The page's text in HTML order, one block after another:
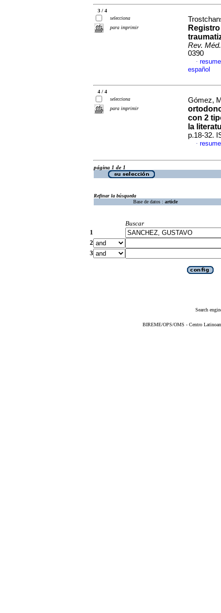
3 / 4
selecciona
para imprimir
Rev.
0390
·
español
4 / 4
selecciona
para imprimir
Gómez,
con 2
la
p.18-32.
·
página 1 de 1
Refinar la búsqueda
Base de datos : article
Buscar
1
2
3
Search
BIREME/OPS/OMS - Centro